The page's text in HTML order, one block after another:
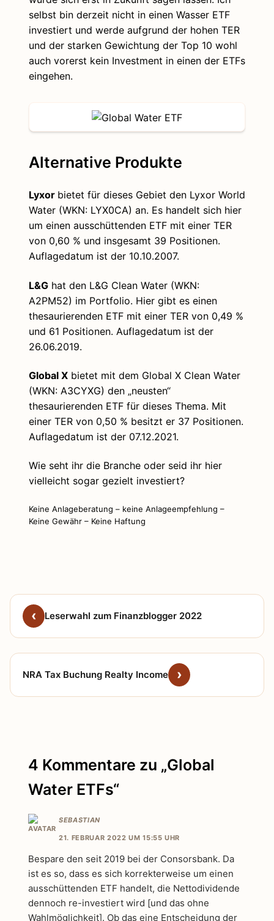
selbst bin derzeit nicht in einen Wasser ETF
investiert und werde aufgrund der hohen TER
und der starken Gewichtung der Top 10 wohl
auch vorerst kein Investment in einen der ETFs
eingehen.
Alternative Produkte
Lyxor bietet für dieses Gebiet den Lyxor World
Water (WKN: LYX0CA) an. Es handelt sich hier
um einen ausschüttenden ETF mit einer TER
von 0,60 % und insgesamt 39 Positionen.
Auflagedatum ist der 10.10.2007.
L&G hat den L&G Clean Water (WKN:
A2PM52) im Portfolio. Hier gibt es einen
thesaurierenden ETF mit einer TER von 0,49 %
und 61 Positionen. Auflagedatum ist der
26.06.2019.
Global X bietet mit dem Global X Clean Water
(WKN: A3CYXG) den „neusten“
thesaurierenden ETF für dieses Thema. Mit
einer TER von 0,50 % besitzt er 37 Positionen.
Auflagedatum ist der 07.12.2021.
Wie seht ihr die Branche oder seid ihr hier
vielleicht sogar gezielt investiert?
Keine Anlageberatung – keine Anlageempfehlung –
Keine Gewähr – Keine Haftung
Leserwahl zum Finanzblogger 2022
NRA Tax Buchung Realty Income
4 Kommentare zu „Global
Water ETFs“
SEBASTIAN
21. FEBRUAR 2022 UM 15:55 UHR
Bespare den seit 2019 bei der Consorsbank. Da
ist es so, dass es sich korrekterweise um einen
ausschüttenden ETF handelt, die Nettodividende
dennoch re-investiert wird [und das ohne
Wahlmöglichkeit]. Ob das eine Entscheidung der